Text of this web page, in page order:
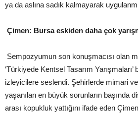
ya da aslına sadık kalmayarak
Çimen: Bursa eskiden daha çok
Sempozyumun son konuşmacısı olan
‘Türkiyede Kentsel Tasarım Yarışmaları’
izleyicilere seslendi. Şehirlerde mimari
yaşanılan en büyük sorunların başında
arası kopukluk yattığını ifade eden